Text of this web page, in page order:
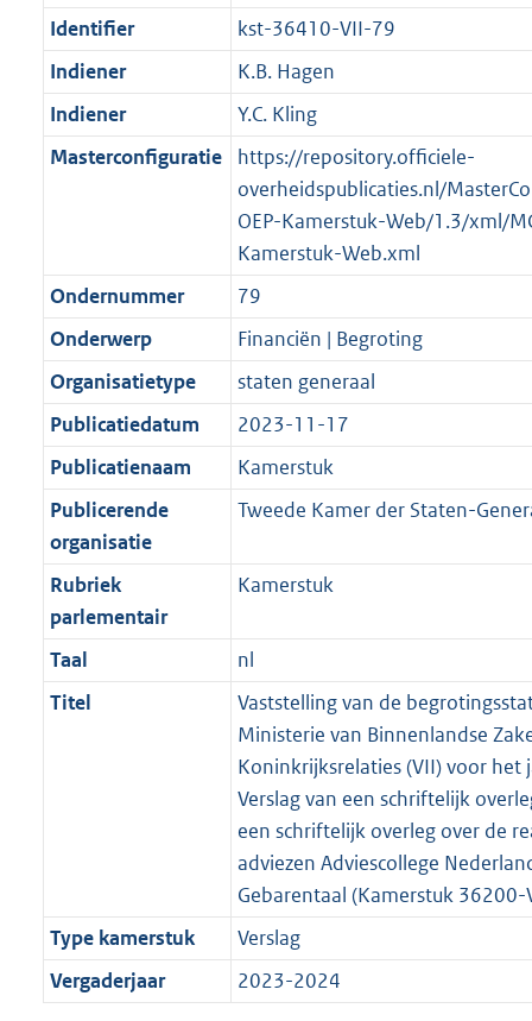
Identifier
kst-36410-VII-79
Indiener
K.B. Hagen
Indiener
Y.C. Kling
Masterconfiguratie
https://repository.officiele-
overheidspublicaties.nl/
OEP-Kamerstuk-Web/1.3/xml/
Kamerstuk-Web.xml
Ondernummer
79
Onderwerp
Financiën | Begroting
Organisatietype
staten generaal
Publicatiedatum
2023-11-17
Publicatienaam
Kamerstuk
Publicerende
organisatie
Tweede Kamer der Staten-
Rubriek
parlementair
Kamerstuk
Taal
nl
Titel
Vaststelling van de
Ministerie van Binnenlandse
Koninkrijksrelaties (VII) voor het
Verslag van een schriftelijk
een schriftelijk overleg over de
adviezen Adviescollege
Gebarentaal (Kamerstuk
Type kamerstuk
Verslag
Vergaderjaar
2023-2024